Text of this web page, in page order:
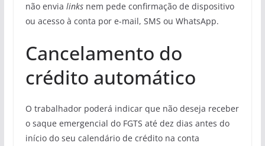
não envia linksnem pede confirmação de dispositivo
ou acesso à conta por e-mail, SMS ou WhatsApp.
Cancelamento do
crédito automático
O trabalhador poderá indicar que não deseja receber
o saque emergencial do FGTS até dez dias antes do
início do seu calendário de crédito na conta